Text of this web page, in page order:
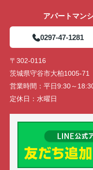
アパートマン
0297-47-1281
〒302-0116
茨城県守谷市大柏1005-71
営業時間： 平日9:30～
定休日： 水曜日